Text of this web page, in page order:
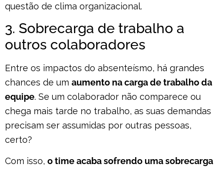
questão de clima organizacional.
3. Sobrecarga de trabalho a
outros colaboradores
Entre os impactos do absenteísmo, há grandes
chances de um aumento na carga de trabalho da
equipe. Se um colaborador não comparece ou
chega mais tarde no trabalho, as suas demandas
precisam ser assumidas por outras pessoas,
certo?
Com isso, o time acaba sofrendo uma sobrecarga